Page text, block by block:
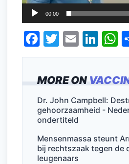
MORE ON
Dr. John Campbell:
gehoorzaamheid -
ondertiteld
Mensenmassa steunt
bij rechtszaak tegen de
leugenaars
00:00
F
a
e
b
o
o
k
T
w
er
E
m
l
Li
n
e
dI
n
h
s
A
p
p